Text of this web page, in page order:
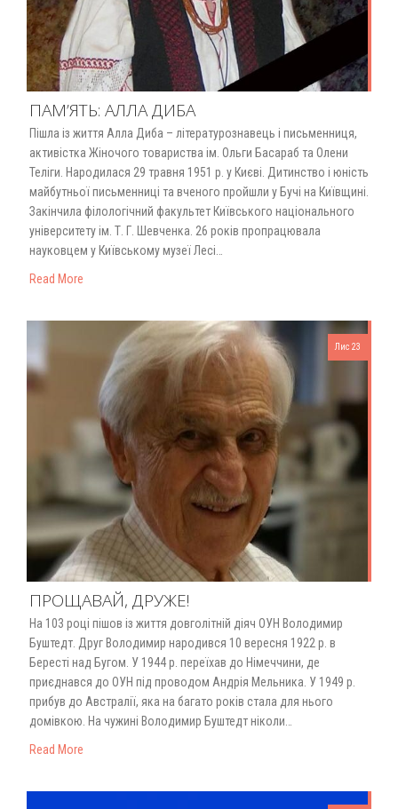
ПАМ’ЯТЬ: АЛЛА ДИБА
Пішла із життя Алла Диба – літературознавець і письменниця,
активістка Жіночого товариства ім. Ольги Басараб та Олени
Теліги. Народилася 29 травня 1951 р. у Києві. Дитинство і юність
майбутньої письменниці та вченого пройшли у Бучі на Київщині.
Закінчила філологічний факультет Київського національного
університету ім. Т. Г. Шевченка. 26 років пропрацювала
науковцем у Київському музеї Лесі…
Read More
Лис 23
ПРОЩАВАЙ, ДРУЖЕ!
На 103 році пішов із життя довголітній діяч ОУН Володимир
Буштедт. Друг Володимир народився 10 вересня 1922 р. в
Бересті над Бугом. У 1944 р. переїхав до Німеччини, де
приєднався до ОУН під проводом Андрія Мельника. У 1949 р.
прибув до Австралії, яка на багато років стала для нього
домівкою. На чужині Володимир Буштедт ніколи…
Read More